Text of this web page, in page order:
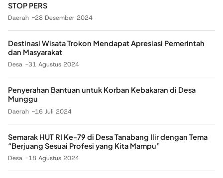
STOP PERS
Daerah 28 Desember 2024
Destinasi Wisata Trokon Mendapat Apresiasi Pemerintah
dan Masyarakat
Desa 31 Agustus 2024
Penyerahan Bantuan untuk Korban Kebakaran di Desa
Munggu
Daerah 16 Juli 2024
Semarak HUT RI Ke-79 di Desa Tanabang Ilir dengan Tema
“Berjuang Sesuai Profesi yang Kita Mampu”
Desa 18 Agustus 2024